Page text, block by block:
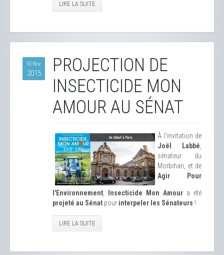
LIRE LA SUITE
10 Nov
2015
PROJECTION DE
INSECTICIDE MON
AMOUR AU SÉNAT
À l'invitation de
Joël Labbé
sénateur du
Morbihan, et de
Agir Pour
l'Environnement Insecticide Mon Amour a été
projeté au Sénat pour interpeler les Sénateurs !
LIRE LA SUITE